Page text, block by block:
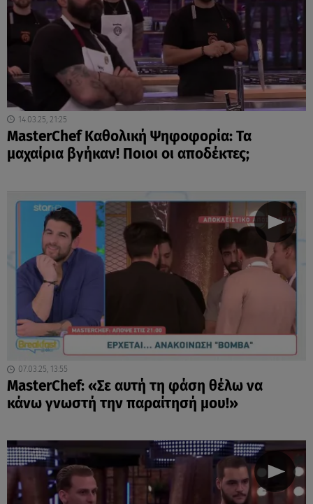
14.03.25, 21:25
MasterChef Καθολική Ψηφοφορία: Τα
μαχαίρια βγήκαν! Ποιοι οι αποδέκτες;
07.03.25, 13:55
MasterChef: «Σε αυτή τη φάση θέλω να
κάνω γνωστή την παραίτησή μου!»